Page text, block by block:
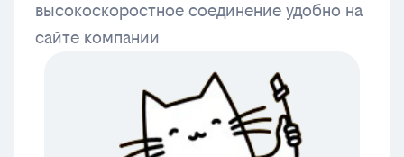
высокоскоростное соединение удобно на
сайте компании